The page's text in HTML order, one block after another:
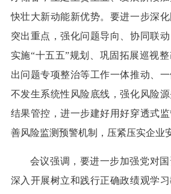
快壮大新动能新优势。要进一步深
突出重点，强化问题导向、协同联
实施“十五五”规划、巩固拓展巡视
出问题专项整治等工作一体推动、
不发生系统性风险底线，强化风险源
结果管控，进一步建好用好穿透式
善风险监测预警机制，压紧压实企业
会议强调，要进一步加强党对国
深入开展树立和践行正确政绩观学